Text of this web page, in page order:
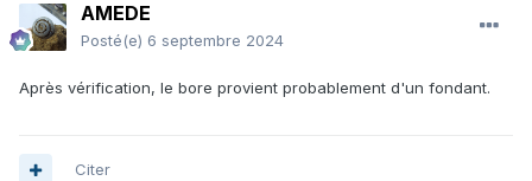
AMEDE
Posté(e) 6 septembre 2024
Après vérification, le bore provient probablement d'un fondant.
Citer